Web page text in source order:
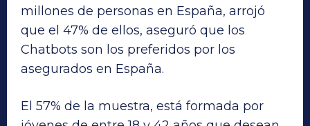
millones de personas en España, arrojó
que el 47% de ellos, aseguró que los
Chatbots son los preferidos por los
asegurados en España.
El 57% de la muestra, está formada por